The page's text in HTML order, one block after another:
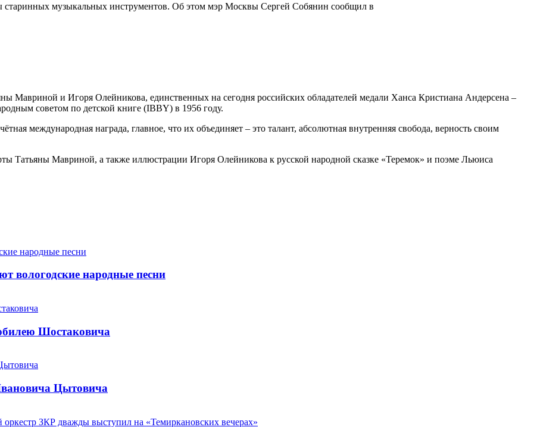
старинных музыкальных инструментов. Об этом мэр Москвы Сергей Собянин сообщил в
Мавриной и Игоря Олейникова, единственных на сегодня российских обладателей медали Ханса Кристиана Андерсена –
советом по детской книге (IBBY) в 1956 году.
международная награда, главное, что их объединяет – это талант, абсолютная внутренняя свобода, верность своим
Татьяны Мавриной, а также иллюстрации Игоря Олейникова к русской народной сказке «Теремок» и поэме Льюиса
вологодские народные песни
Шостаковича
Цытовича